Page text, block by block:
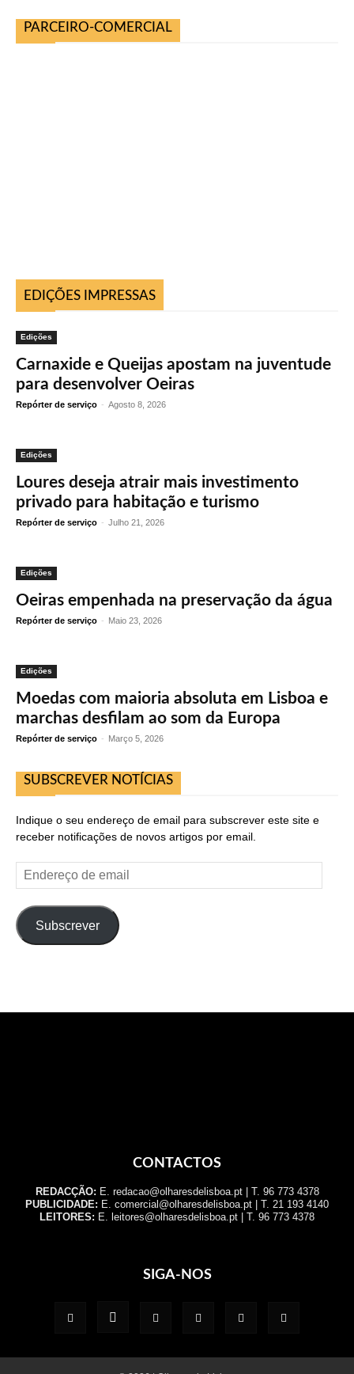
PARCEIRO-COMERCIAL
EDIÇÕES IMPRESSAS
Edições
Carnaxide e Queijas apostam na juventude
para desenvolver Oeiras
Repórter de serviço - Agosto 8, 2026
Edições
Loures deseja atrair mais investimento
privado para habitação e turismo
Repórter de serviço - Julho 21, 2026
Edições
Oeiras empenhada na preservação da água
Repórter de serviço - Maio 23, 2026
Edições
Moedas com maioria absoluta em Lisboa e
marchas desfilam ao som da Europa
Repórter de serviço - Março 5, 2026
SUBSCREVER NOTÍCIAS
Indique o seu endereço de email para subscrever este site e
receber notificações de novos artigos por email.
Endereço
de
email
Subscrever
CONTACTOS
REDACÇÃO: E. redacao@olharesdelisboa.pt | T. 96 773 4378
PUBLICIDADE: E. comercial@olharesdelisboa.pt | T. 21 193 4140
LEITORES: E. leitores@olharesdelisboa.pt | T. 96 773 4378
SIGA-NOS